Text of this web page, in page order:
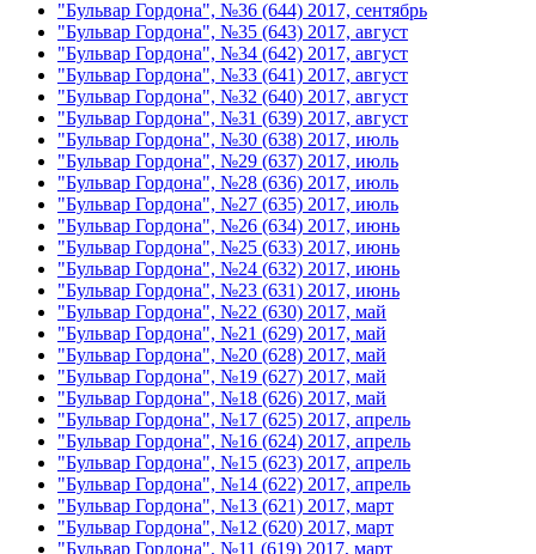
"Бульвар Гордона", №36 (644) 2017, сентябрь
"Бульвар Гордона", №35 (643) 2017, август
"Бульвар Гордона", №34 (642) 2017, август
"Бульвар Гордона", №33 (641) 2017, август
"Бульвар Гордона", №32 (640) 2017, август
"Бульвар Гордона", №31 (639) 2017, август
"Бульвар Гордона", №30 (638) 2017, июль
"Бульвар Гордона", №29 (637) 2017, июль
"Бульвар Гордона", №28 (636) 2017, июль
"Бульвар Гордона", №27 (635) 2017, июль
"Бульвар Гордона", №26 (634) 2017, июнь
"Бульвар Гордона", №25 (633) 2017, июнь
"Бульвар Гордона", №24 (632) 2017, июнь
"Бульвар Гордона", №23 (631) 2017, июнь
"Бульвар Гордона", №22 (630) 2017, май
"Бульвар Гордона", №21 (629) 2017, май
"Бульвар Гордона", №20 (628) 2017, май
"Бульвар Гордона", №19 (627) 2017, май
"Бульвар Гордона", №18 (626) 2017, май
"Бульвар Гордона", №17 (625) 2017, апрель
"Бульвар Гордона", №16 (624) 2017, апрель
"Бульвар Гордона", №15 (623) 2017, апрель
"Бульвар Гордона", №14 (622) 2017, апрель
"Бульвар Гордона", №13 (621) 2017, март
"Бульвар Гордона", №12 (620) 2017, март
"Бульвар Гордона", №11 (619) 2017, март